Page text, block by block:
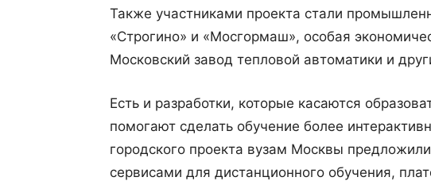
Также участниками проекта стали
«Строгино» и «Мосгормаш», особая
Московский завод тепловой автоматики и
Есть и разработки, которые касаются
помогают сделать обучение более
городского проекта вузам Москвы
сервисами для дистанционного обучения,